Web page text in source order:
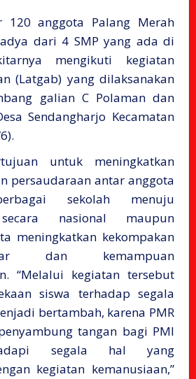
120 anggota Palang Merah
dari 4 SMP yang ada di
mengikuti kegiatan
(Latgab) yang dilaksanakan
galian C Polaman dan
Sendangharjo Kecamatan
untuk meningkatkan
persaudaraan antar anggota
sekolah menuju
nasional maupun
meningkatkan kekompakan
dan kemampuan
“Melalui kegiatan tersebut
siswa terhadap segala
bertambah, karena PMR
tangan bagi PMI
segala hal yang
kegiatan kemanusiaan,”